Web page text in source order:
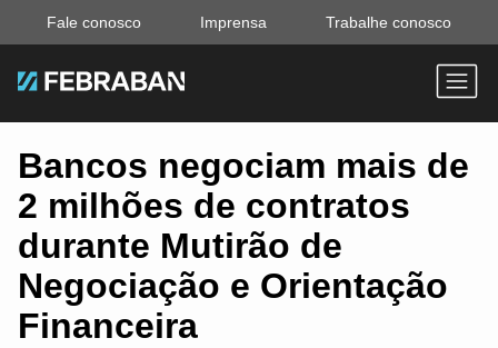
Fale conosco Imprensa Trabalhe conosco
Bancos negociam mais de
2 milhões de contratos
durante Mutirão de
Negociação e Orientação
Financeira